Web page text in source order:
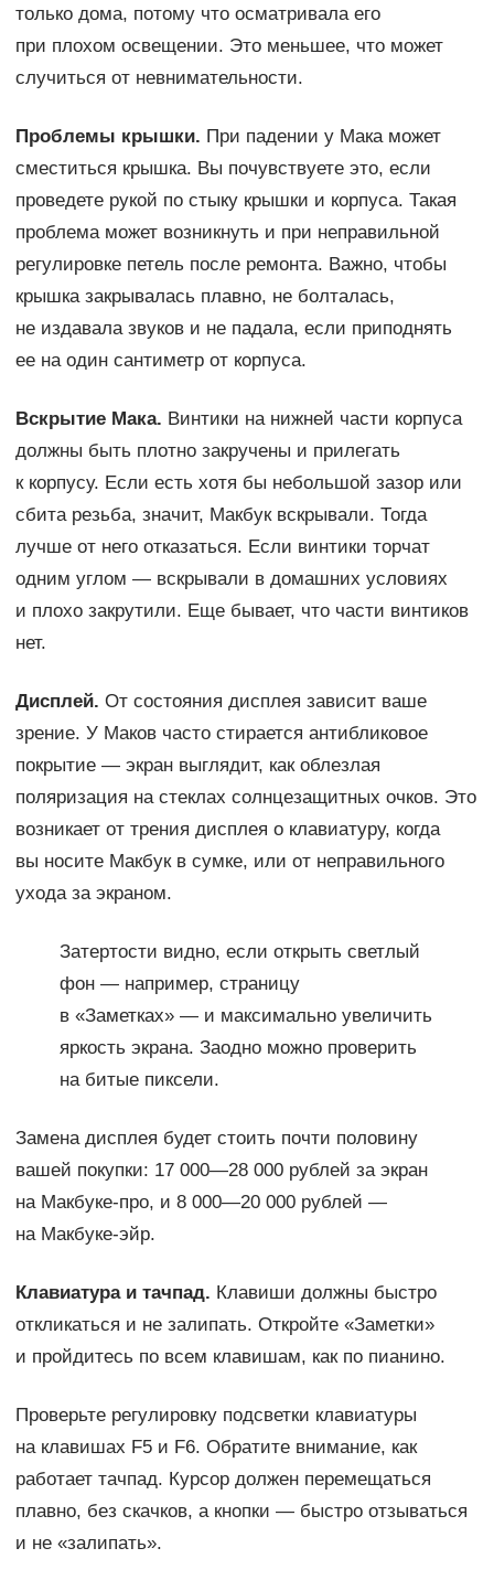
только дома, потому что осматривала его
при плохом освещении. Это меньшее, что может
случиться от невнимательности.
Проблемы крышки. При падении у Мака может
сместиться крышка. Вы почувствуете это, если
проведете рукой по стыку крышки и корпуса. Такая
проблема может возникнуть и при неправильной
регулировке петель после ремонта. Важно, чтобы
крышка закрывалась плавно, не болталась,
не издавала звуков и не падала, если приподнять
ее на один сантиметр от корпуса.
Вскрытие Мака. Винтики на нижней части корпуса
должны быть плотно закручены и прилегать
к корпусу. Если есть хотя бы небольшой зазор или
сбита резьба, значит, Макбук вскрывали. Тогда
лучше от него отказаться. Если винтики торчат
одним углом — вскрывали в домашних условиях
и плохо закрутили. Еще бывает, что части винтиков
нет.
Дисплей. От состояния дисплея зависит ваше
зрение. У Маков часто стирается антибликовое
покрытие — экран выглядит, как облезлая
поляризация на стеклах солнцезащитных очков. Это
возникает от трения дисплея о клавиатуру, когда
вы носите Макбук в сумке, или от неправильного
ухода за экраном.
Затертости видно, если открыть светлый
фон — например, страницу
в «Заметках» — и максимально увеличить
яркость экрана. Заодно можно проверить
на битые пиксели.
Замена дисплея будет стоить почти половину
вашей покупки: 17 000—28 000 рублей за экран
на Макбуке-про, и 8 000—20 000 рублей —
на Макбуке-эйр.
Клавиатура и тачпад. Клавиши должны быстро
откликаться и не залипать. Откройте «Заметки»
и пройдитесь по всем клавишам, как по пианино.
Проверьте регулировку подсветки клавиатуры
на клавишах F5 и F6. Обратите внимание, как
работает тачпад. Курсор должен перемещаться
плавно, без скачков, а кнопки — быстро отзываться
и не «залипать».